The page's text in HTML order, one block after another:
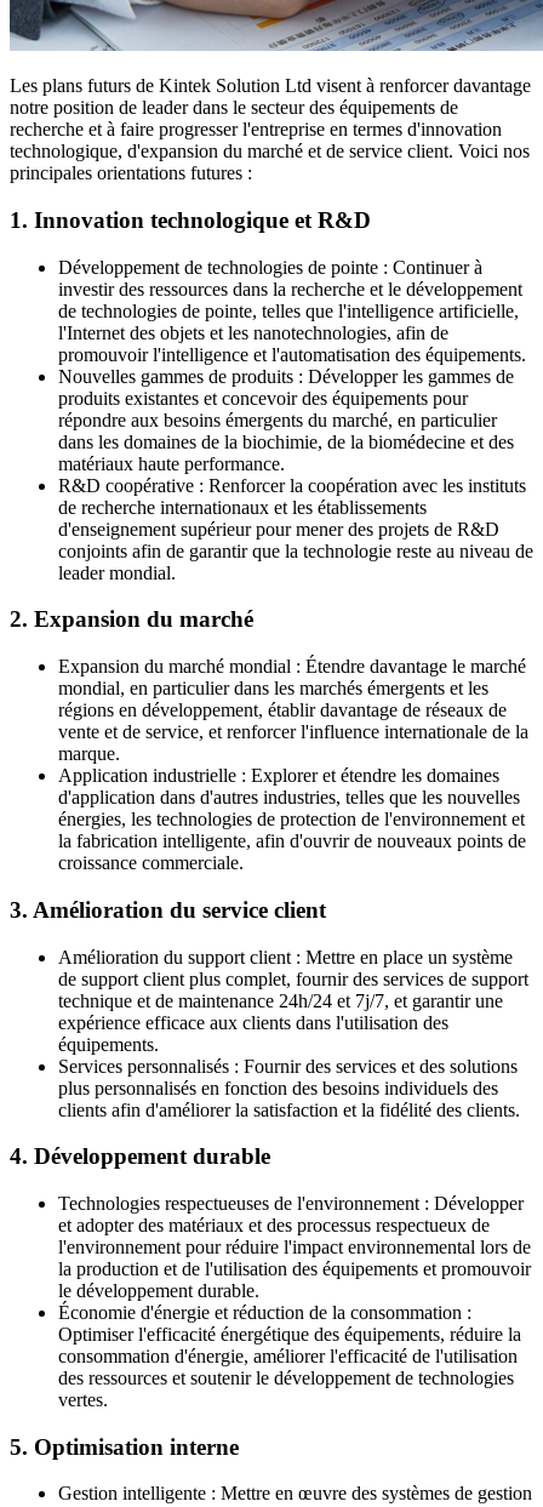
Les plans futurs de Kintek Solution Ltd visent à renforcer davantage
notre position de leader dans le secteur des équipements de
recherche et à faire progresser l'entreprise en termes d'innovation
technologique, d'expansion du marché et de service client. Voici nos
principales orientations futures :
1. Innovation technologique et R&D
Développement de technologies de pointe : Continuer à
investir des ressources dans la recherche et le développement
de technologies de pointe, telles que l'intelligence artificielle,
l'Internet des objets et les nanotechnologies, afin de
promouvoir l'intelligence et l'automatisation des équipements.
Nouvelles gammes de produits : Développer les gammes de
produits existantes et concevoir des équipements pour
répondre aux besoins émergents du marché, en particulier
dans les domaines de la biochimie, de la biomédecine et des
matériaux haute performance.
R&D coopérative : Renforcer la coopération avec les instituts
de recherche internationaux et les établissements
d'enseignement supérieur pour mener des projets de R&D
conjoints afin de garantir que la technologie reste au niveau de
leader mondial.
2. Expansion du marché
Expansion du marché mondial : Étendre davantage le marché
mondial, en particulier dans les marchés émergents et les
régions en développement, établir davantage de réseaux de
vente et de service, et renforcer l'influence internationale de la
marque.
Application industrielle : Explorer et étendre les domaines
d'application dans d'autres industries, telles que les nouvelles
énergies, les technologies de protection de l'environnement et
la fabrication intelligente, afin d'ouvrir de nouveaux points de
croissance commerciale.
3. Amélioration du service client
Amélioration du support client : Mettre en place un système
de support client plus complet, fournir des services de support
technique et de maintenance 24h/24 et 7j/7, et garantir une
expérience efficace aux clients dans l'utilisation des
équipements.
Services personnalisés : Fournir des services et des solutions
plus personnalisés en fonction des besoins individuels des
clients afin d'améliorer la satisfaction et la fidélité des clients.
4. Développement durable
Technologies respectueuses de l'environnement : Développer
et adopter des matériaux et des processus respectueux de
l'environnement pour réduire l'impact environnemental lors de
la production et de l'utilisation des équipements et promouvoir
le développement durable.
Économie d'énergie et réduction de la consommation :
Optimiser l'efficacité énergétique des équipements, réduire la
consommation d'énergie, améliorer l'efficacité de l'utilisation
des ressources et soutenir le développement de technologies
vertes.
5. Optimisation interne
Gestion intelligente : Mettre en œuvre des systèmes de gestion